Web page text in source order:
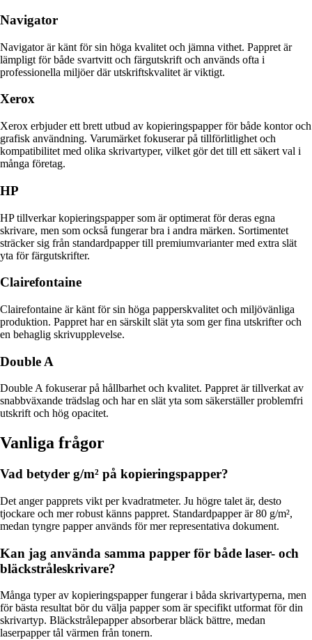
Navigator
Navigator är känt för sin höga kvalitet och jämna vithet. Pappret är
lämpligt för både svartvitt och färgutskrift och används ofta i
professionella miljöer där utskriftskvalitet är viktigt.
Xerox
Xerox erbjuder ett brett utbud av kopieringspapper för både kontor och
grafisk användning. Varumärket fokuserar på tillförlitlighet och
kompatibilitet med olika skrivartyper, vilket gör det till ett säkert val i
många företag.
HP
HP tillverkar kopieringspapper som är optimerat för deras egna
skrivare, men som också fungerar bra i andra märken. Sortimentet
sträcker sig från standardpapper till premiumvarianter med extra slät
yta för färgutskrifter.
Clairefontaine
Clairefontaine är känt för sin höga papperskvalitet och miljövänliga
produktion. Pappret har en särskilt slät yta som ger fina utskrifter och
en behaglig skrivupplevelse.
Double A
Double A fokuserar på hållbarhet och kvalitet. Pappret är tillverkat av
snabbväxande trädslag och har en slät yta som säkerställer problemfri
utskrift och hög opacitet.
Vanliga frågor
Vad betyder g/m² på kopieringspapper?
Det anger papprets vikt per kvadratmeter. Ju högre talet är, desto
tjockare och mer robust känns pappret. Standardpapper är 80 g/m²,
medan tyngre papper används för mer representativa dokument.
Kan jag använda samma papper för både laser- och
bläckstråleskrivare?
Många typer av kopieringspapper fungerar i båda skrivartyperna, men
för bästa resultat bör du välja papper som är specifikt utformat för din
skrivartyp. Bläckstrålepapper absorberar bläck bättre, medan
laserpapper tål värmen från tonern.